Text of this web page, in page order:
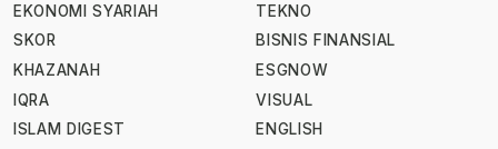
EKONOMI SYARIAH
SKOR
KHAZANAH
IQRA
ISLAM DIGEST
TEKNO
BISNIS FINANSIAL
ESGNOW
VISUAL
ENGLISH